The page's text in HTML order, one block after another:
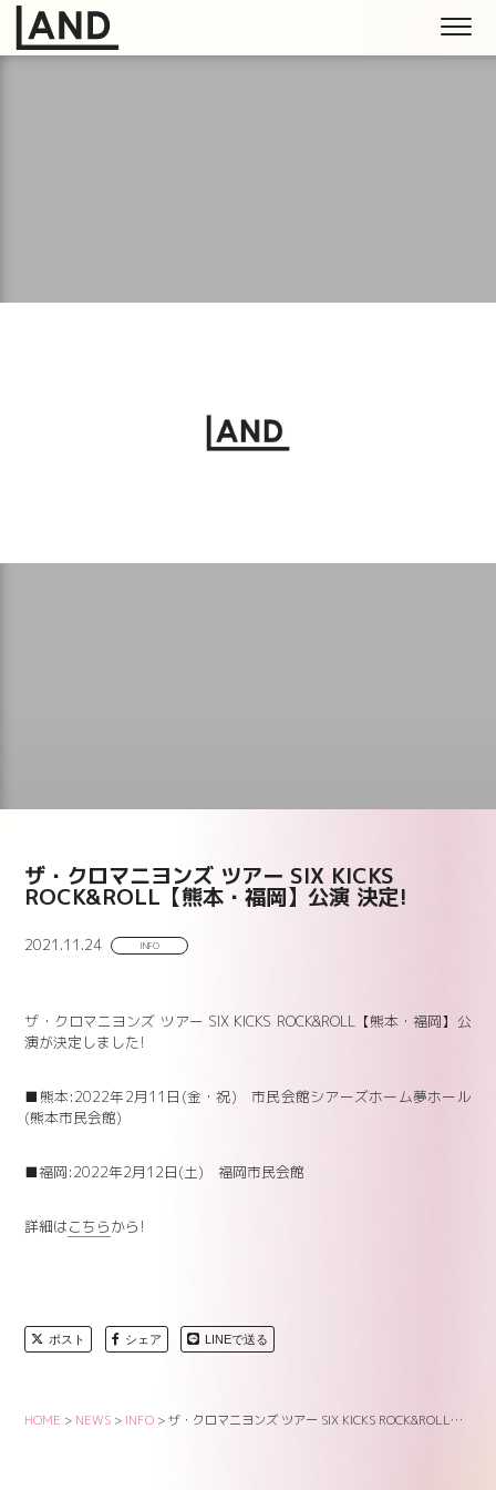
ザ・クロマニヨンズ ツアー SIX KICKS
ROCK&ROLL【熊本・福岡】公演 決定!
2021.11.24 INFO
ザ・クロマニヨンズ ツアー SIX KICKS ROCK&ROLL【熊本・福岡】公
演が決定しました!
■熊本:2022年2月11日(金・祝) 市民会館シアーズホーム夢ホール
(熊本市民会館)
■福岡:2022年2月12日(土) 福岡市民会館
詳細はこちらから!
ポスト シェア LINEで送る
HOME > NEWS > INFO >ザ・クロマニヨンズ ツアー SIX KICKS ROCK&ROLL【熊本・福岡】公演 決定!